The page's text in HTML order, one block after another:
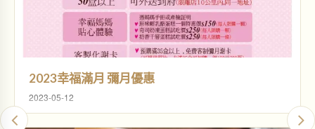
2023幸福滿月 彌月優惠
2023-05-12